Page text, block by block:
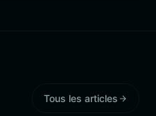
Tous les articles